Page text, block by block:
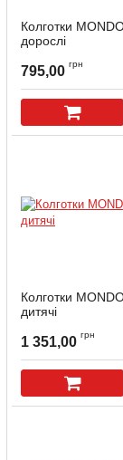
Колготки
дорослі
795,00 грн
Колготки
дитячі
1 351,00 грн